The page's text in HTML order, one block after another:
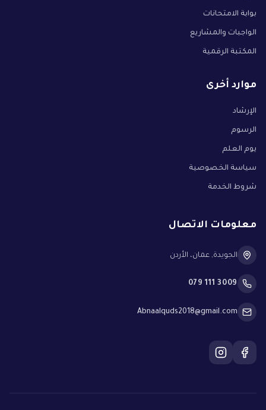
بوابة الامتحانات
الواجبات والمشاريع
المكتبة الرقمية
موارد أخرى
الإرشاد
الرسوم
يوم العلم
سياسة الخصوصية
شروط الخدمة
معلومات الاتصال
الجويدة, عمان، الأردن
079 111 3009
Abnaalquds2018@gmail.com